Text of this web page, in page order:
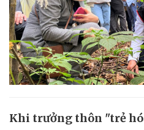
Khi trưởng thôn "trẻ